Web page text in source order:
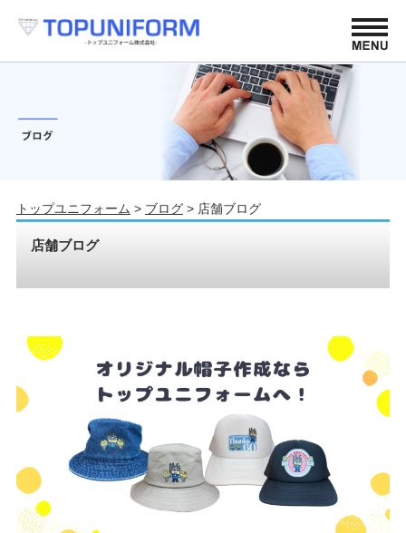
トップユニフォーム > ブログ> 店舗ブログ
店舗ブログ